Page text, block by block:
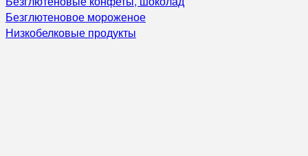
Безглютеновое мороженое
Низкобелковые продукты